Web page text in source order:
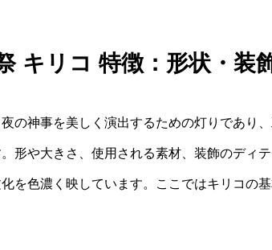
キリコ 特徴：形状・装
の神事を美しく演出するための灯りであり
形や大きさ、使用される素材、装飾のディ
を色濃く映しています。ここではキリコの